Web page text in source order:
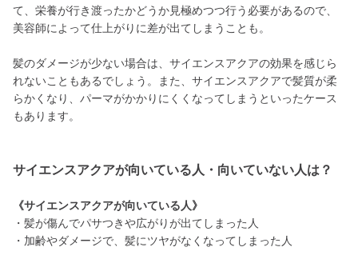
て、栄養が行き渡ったかどうか見極めつつ行う必要があるので、
美容師によって仕上がりに差が出てしまうことも。
髪のダメージが少ない場合は、サイエンスアクアの効果を感じら
れないこともあるでしょう。また、サイエンスアクアで髪質が柔
らかくなり、パーマがかかりにくくなってしまうといったケース
もあります。
サイエンスアクアが向いている人・向いていない人は？
《サイエンスアクアが向いている人》
・髪が傷んでパサつきや広がりが出てしまった人
・加齢やダメージで、髪にツヤがなくなってしまった人